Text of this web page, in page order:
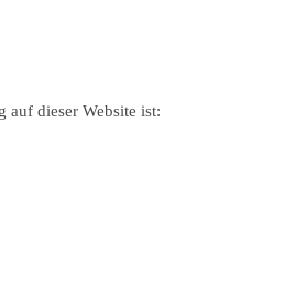
auf dieser Website ist: